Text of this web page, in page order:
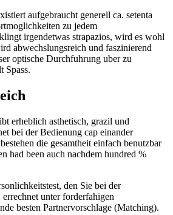
aufgebraucht generell ca. setenta
zu jedem
irgendetwas strapazios, wird es wohl
abwechslungsreich und faszinierend
optische Durchfuhrung uber zu
Spass.
erheblich asthetisch, grazil und
bei der Bedienung cap einander
die gesamtheit einfach benutzbar
had been auch nachdem hundred %
den Sie bei der
unter forderfahigen
besten Partnervorschlage (Matching).